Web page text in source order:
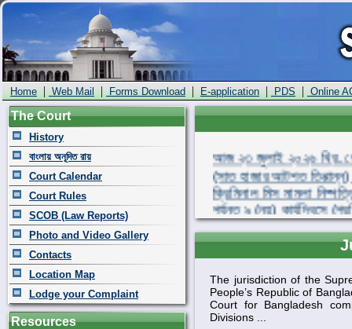
Home | Web Mail | Forms Download | E-application | PDS | Online
The Court
History
বাংলায় অনূদিত রায়
Court Calendar
Court Rules
SCOB (Law Reports)
Photo and Video Gallery
Contacts
Location Map
Lodge your Complaint
Resources
আজ ২৩ জুলাই ২০২৬ খ্রি.
(সাত হাজার আটশত তিপ্পান্ন)
ক্রিমিনাল মিস মামলা
পর্যন্ত ৯ (নয়) কার্যদিবসে
পুরাতন ক্রিমিনাল মিস
মামলা মিলিয়ে মোট ৪২,৬৯৯
The jurisdiction of the
People’s Republic of
Court for Bangladesh
Divisions ...